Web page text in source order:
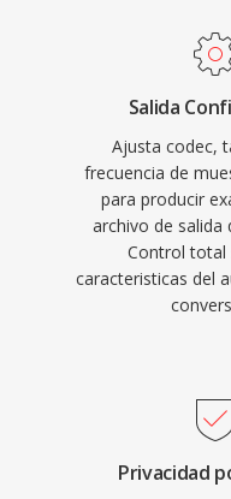
Salida
Ajusta codec,
frecuencia de
para producir
archivo de salida
Control total
caracteristicas del
Privacidad